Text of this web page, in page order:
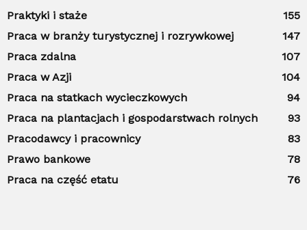
Praktyki i staże
155
Praca w branży turystycznej i rozrywkowej
147
Praca zdalna
107
Praca w Azji
104
Praca na statkach wycieczkowych
94
Praca na plantacjach i gospodarstwach rolnych
93
Pracodawcy i pracownicy
83
Prawo bankowe
78
Praca na część etatu
76